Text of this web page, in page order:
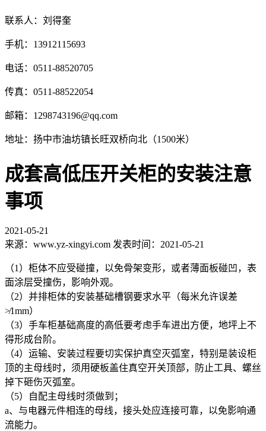
联系人：刘得奎
手机：13912115693
电话：0511-88520705
传真：0511-88522054
邮箱：1298743196@qq.com
地址：扬中市油坊镇长旺双桥向北（1500米）
成套高低压开关柜的安装注意
事项
2021-05-21
来源：www.yz-xingyi.com 发表时间：2021-05-21
（1）柜体不应受碰撞，以免骨架变形，或者薄面板碰凹，表
面涂层受撞伤，影响外观。
（2）并排柜体的安装基础槽钢要求水平（每米允许误差
≯1mm）
（3）手车柜基础高度的高低要考虑手车进出方便，地坪上不
得形成台阶。
（4）运输、安装过程要切实保护真空灭弧室，特别是装设柜
顶的主母线时，须用硬板盖住真空开关顶部，防止工具、螺丝
掉下砸伤灭弧室。
（5）自配主母线时须做到；
a、与电器元件相连的母线，接头处应连接可靠，以免影响通
流能力。